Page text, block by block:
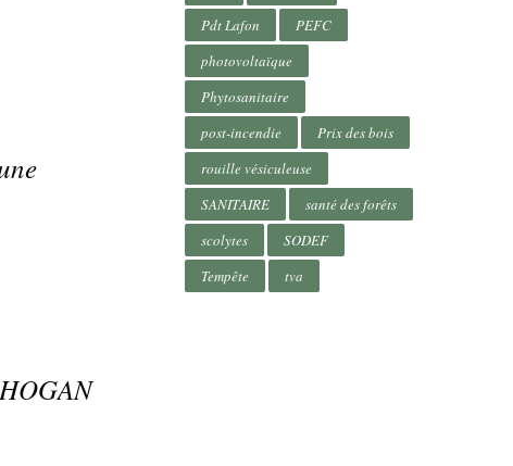
Pdt Lafon
PEFC
photovoltaïque
Phytosanitaire
post-incendie
Prix des bois
rouille vésiculeuse
SANITAIRE
santé des forêts
scolytes
SODEF
Tempête
tva